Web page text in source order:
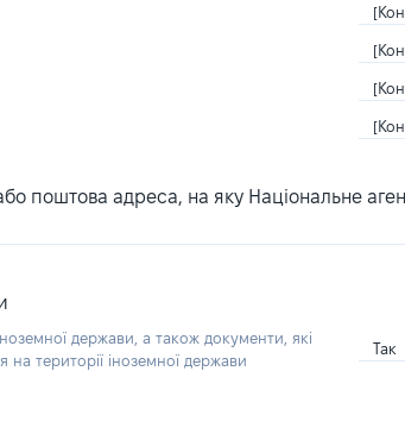
поштова адреса, на яку Національне
держави, а також документи, які
території іноземної держави
Так